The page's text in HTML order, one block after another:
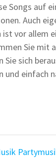
Songs auf
Auch
vor allem
Sie mit
sich
einfach